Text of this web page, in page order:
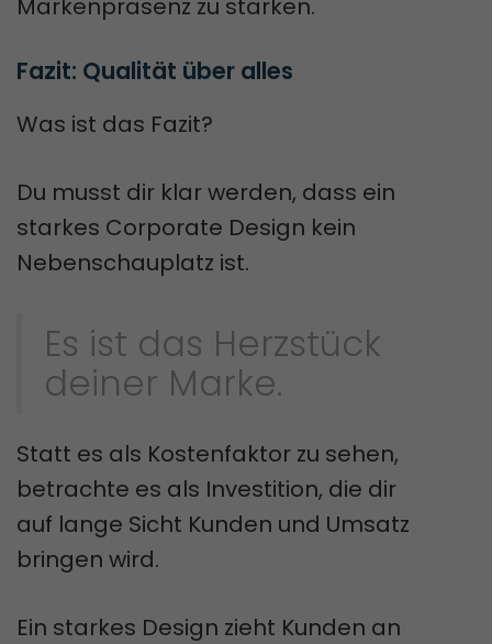
Markenpräsenz zu stärken.
Fazit: Qualität über alles
Was ist das Fazit?
Du musst dir klar werden, dass ein
starkes Corporate Design kein
Nebenschauplatz ist.
Es ist das Herzstück
deiner Marke.
Statt es als Kostenfaktor zu sehen,
betrachte es als Investition, die dir
auf lange Sicht Kunden und Umsatz
bringen wird.
Ein starkes Design zieht Kunden an